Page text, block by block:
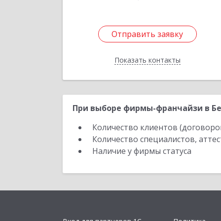
Отправить заявку
Показать контакты
Отправить заявку
Назад
При выборе фирмы-франчайзи в
Количество клиентов
Количество специалистов,
Наличие у фирмы статуса